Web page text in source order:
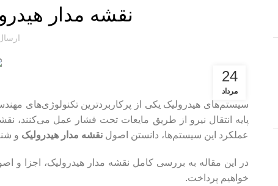
نقشه مدار
24
مرداد
سیستم‌های هیدرولیک یکی از پرکاربردترین تکنولوژی‌های
پایه انتقال نیرو از طریق مایعات تحت فشار عمل می‌کنند،
عملکرد این سیستم‌ها، دانستن اصول نقشه مدار هیدرولیک و
در این مقاله به بررسی کامل نقشه مدار هیدرولیک، اجزا و
خواهیم پرداخت.